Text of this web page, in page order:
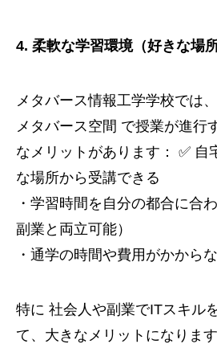
4. 柔軟な学習環境（好きな場
メタバース情報工学学校では
メタバース空間 で授業が進行
なメリットがあります： ✅ 自
な場所から受講できる
・学習時間を自分の都合に合
副業と両立可能）
・通学の時間や費用がかから
特に 社会人や副業でITスキル
て、大きなメリットになります